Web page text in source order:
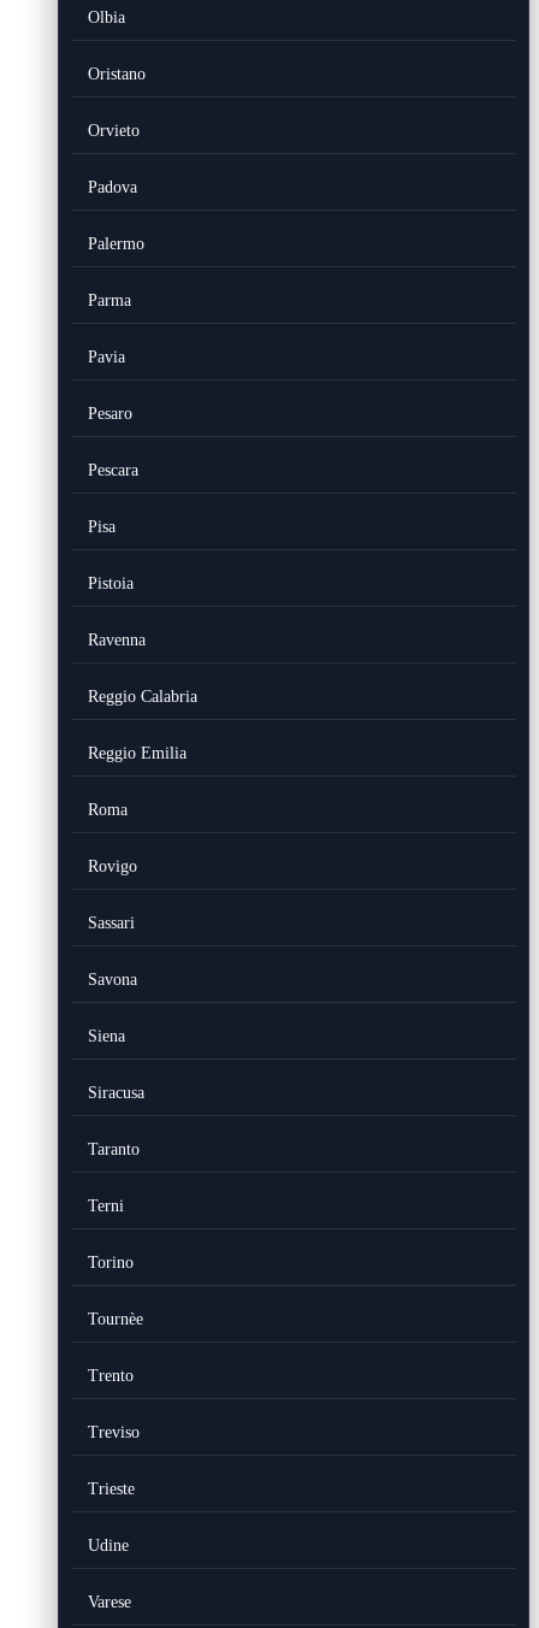
Olbia
Oristano
Orvieto
Padova
Palermo
Parma
Pavia
Pesaro
Pescara
Pisa
Pistoia
Ravenna
Reggio Calabria
Reggio Emilia
Roma
Rovigo
Sassari
Savona
Siena
Siracusa
Taranto
Terni
Torino
Tournèe
Trento
Treviso
Trieste
Udine
Varese